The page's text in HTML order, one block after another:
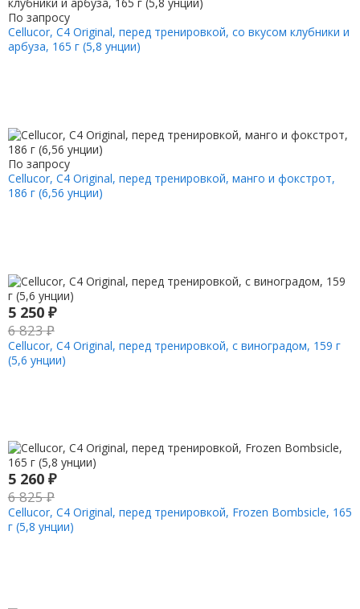
По запросу
Cellucor, C4 Original, перед тренировкой, со вкусом клубники и
арбуза, 165 г (5,8 унции)
По запросу
Cellucor, C4 Original, перед тренировкой, манго и фокстрот,
186 г (6,56 унции)
5 250 ₽
6 823₽
Cellucor, C4 Original, перед тренировкой, с виноградом, 159 г
(5,6 унции)
5 260 ₽
6 825₽
Cellucor, C4 Original, перед тренировкой, Frozen Bombsicle, 165
г (5,8 унции)